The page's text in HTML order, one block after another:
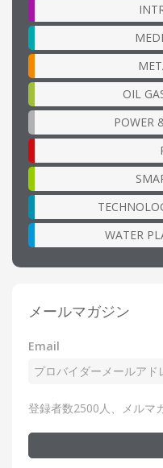
OIL
POWER
WATER
メールマガジン
Email
登録者数2500人、メルマ